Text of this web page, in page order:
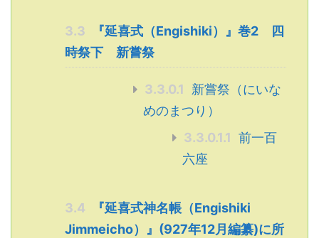
3.3
『延喜式（Engishiki）』巻2 四
時祭下 新嘗祭
3.3.0.1
新嘗祭（にいな
めのまつり）
3.3.0.1.1
前一百
六座
3.4
『延喜式神名帳（Engishiki
Jimmeicho）』(927年12月編纂)に所